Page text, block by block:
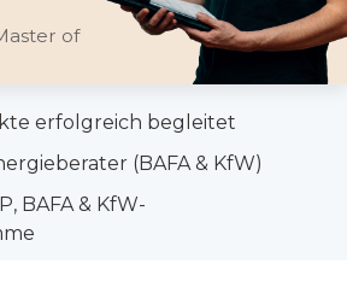
of
erfolgreich begleitet
(BAFA & KfW)
BAFA & KfW-